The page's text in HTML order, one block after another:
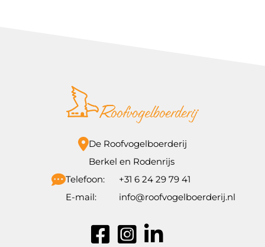
De Roofvogelboerderij
Berkel en Rodenrijs
Telefoon:
+31 6 24 29 79 41
E-mail:
info@roofvogelboerderij.nl